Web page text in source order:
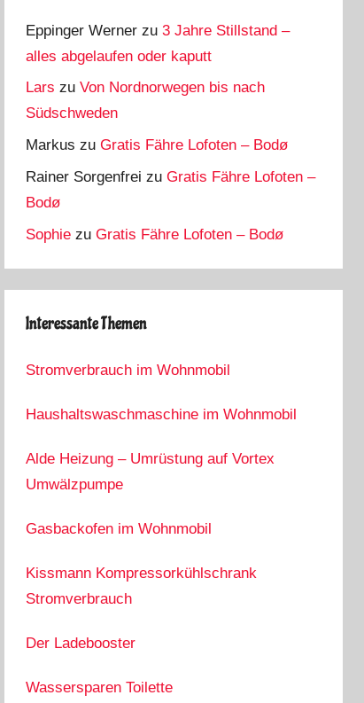
Eppinger Werner zu3 Jahre Stillstand –
alles abgelaufen oder kaputt
Lars zuVon Nordnorwegen bis nach
Südschweden
Markus zuGratis Fähre Lofoten – Bodø
Rainer Sorgenfrei zuGratis Fähre Lofoten –
Bodø
Sophie zuGratis Fähre Lofoten – Bodø
Interessante Themen
Stromverbrauch im Wohnmobil
Haushaltswaschmaschine im Wohnmobil
Alde Heizung – Umrüstung auf Vortex
Umwälzpumpe
Gasbackofen im Wohnmobil
Kissmann Kompressorkühlschrank
Stromverbrauch
Der Ladebooster
Wassersparen Toilette